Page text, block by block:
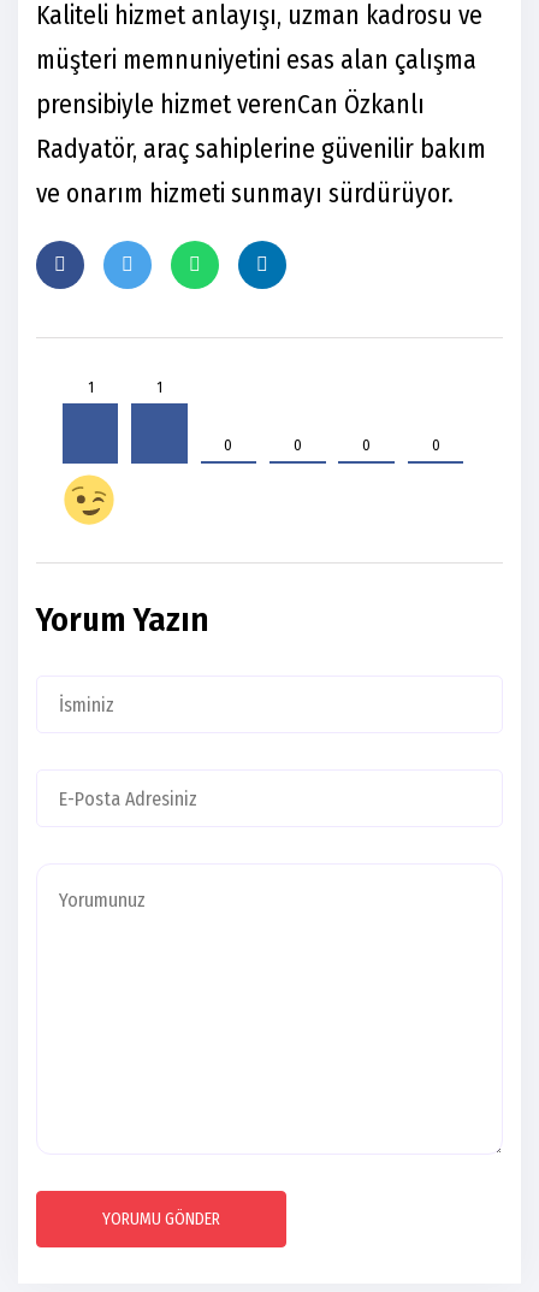
Kaliteli hizmet anlayışı, uzman kadrosu ve
müşteri memnuniyetini esas alan çalışma
prensibiyle hizmet verenCan Özkanlı
Radyatör, araç sahiplerine güvenilir bakım
ve onarım hizmeti sunmayı sürdürüyor.
1 1
0 0 0 0
Yorum Yazın
YORUMU GÖNDER